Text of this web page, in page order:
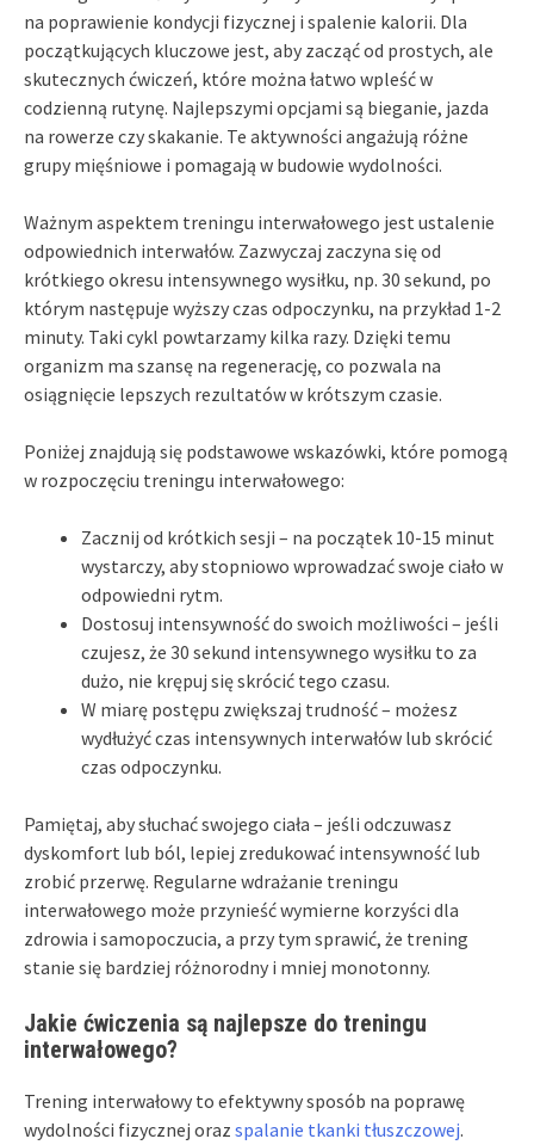
na poprawienie kondycji fizycznej i spalenie kalorii. Dla
początkujących kluczowe jest, aby zacząć od prostych, ale
skutecznych ćwiczeń, które można łatwo wpleść w
codzienną rutynę. Najlepszymi opcjami są bieganie, jazda
na rowerze czy skakanie. Te aktywności angażują różne
grupy mięśniowe i pomagają w budowie wydolności.
Ważnym aspektem treningu interwałowego jest ustalenie
odpowiednich interwałów. Zazwyczaj zaczyna się od
krótkiego okresu intensywnego wysiłku, np. 30 sekund, po
którym następuje wyższy czas odpoczynku, na przykład 1-2
minuty. Taki cykl powtarzamy kilka razy. Dzięki temu
organizm ma szansę na regenerację, co pozwala na
osiągnięcie lepszych rezultatów w krótszym czasie.
Poniżej znajdują się podstawowe wskazówki, które pomogą
w rozpoczęciu treningu interwałowego:
Zacznij od krótkich sesji – na początek 10-15 minut
wystarczy, aby stopniowo wprowadzać swoje ciało w
odpowiedni rytm.
Dostosuj intensywność do swoich możliwości – jeśli
czujesz, że 30 sekund intensywnego wysiłku to za
dużo, nie krępuj się skrócić tego czasu.
W miarę postępu zwiększaj trudność – możesz
wydłużyć czas intensywnych interwałów lub skrócić
czas odpoczynku.
Pamiętaj, aby słuchać swojego ciała – jeśli odczuwasz
dyskomfort lub ból, lepiej zredukować intensywność lub
zrobić przerwę. Regularne wdrażanie treningu
interwałowego może przynieść wymierne korzyści dla
zdrowia i samopoczucia, a przy tym sprawić, że trening
stanie się bardziej różnorodny i mniej monotonny.
Jakie ćwiczenia są najlepsze do treningu
interwałowego?
Trening interwałowy to efektywny sposób na poprawę
wydolności fizycznej oraz spalanie tkanki tłuszczowej.